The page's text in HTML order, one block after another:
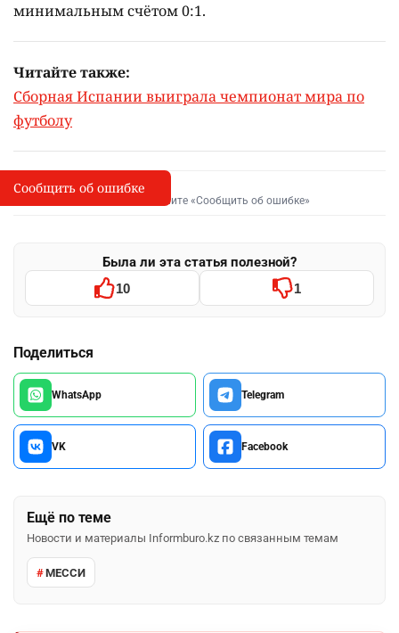
минимальным счётом 0:1.
Читайте также:
Сборная Испании выиграла чемпионат мира по
футболу
I
Сообщить об опечатке
Выделите фрагмент и нажмите «Сообщить об ошибке»
Была ли эта статья полезной?
10 1
Поделиться
WhatsApp Telegram
VK Facebook
Ещё по теме
Новости и материалы Informburo.kz по связанным темам
МЕССИ
Сообщить об ошибке